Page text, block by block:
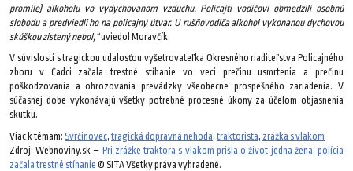
promile) alkoholu vo vydychovanom vzduchu. Policajti vodičovi obmedzili osobnú
slobodu a predviedli ho na policajný útvar. U rušňovodiča alkohol vykonanou dychovou
skúškou zistený nebol,“uviedol Moravčík.
V súvislosti s tragickou udalosťou vyšetrovateľka Okresného riaditeľstva Policajného
zboru v Čadci začala trestné stíhanie vo veci prečinu usmrtenia a prečinu
poškodzovania a ohrozovania prevádzky všeobecne prospešného zariadenia. V
súčasnej dobe vykonávajú všetky potrebné procesné úkony za účelom objasnenia
skutku.
Viac k témam: Svrčinovec, tragická dopravná nehoda, traktorista, zrážka s vlakom
Zdroj: Webnoviny.sk – Pri zrážke traktora s vlakom prišla o život jedna žena, polícia
začala trestné stíhanie © SITA Všetky práva vyhradené.